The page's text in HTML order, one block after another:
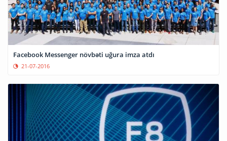
Facebook Messenger növbəti uğura imza atdı
21-07-2016